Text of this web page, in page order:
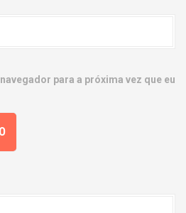
para a próxima vez que eu